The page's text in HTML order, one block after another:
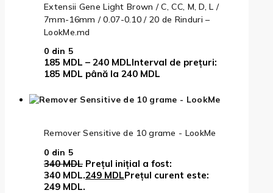
Extensii Gene Light Brown / C, CC, M, D, L /
7mm-16mm / 0.07-0.10 / 20 de Rinduri –
LookMe.md
0 din 5
185 MDL – 240 MDLInterval de prețuri:
185 MDL până la 240 MDL
Remover Sensitive de 10 grame - LookMe
0 din 5
340MDL Prețul inițial a fost:
340 MDL.249 MDLPrețul curent este:
249 MDL.